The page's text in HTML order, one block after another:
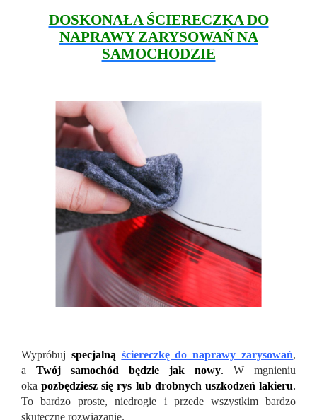
DOSKONAŁA ŚCIERECZKA DO
NAPRAWY ZARYSOWAŃ NA
SAMOCHODZIE
Wypróbuj specjalną ściereczkę do naprawy zarysowań,
a Twój samochód będzie jak nowy. W mgnieniu
okapozbędziesz się rys lub drobnych uszkodzeń lakieru.
To bardzo proste, niedrogie i przede wszystkim bardzo
skuteczne rozwiązanie.